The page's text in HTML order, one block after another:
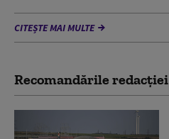
CITEȘTE MAI MULTE
Recomandările redacţiei